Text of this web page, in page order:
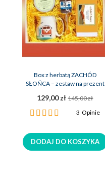
Box z herbatą ZACHÓD
SŁOŃCA – zestaw na prezent
129,00 zł 145,00 zł
Ocena:
3Opinie
DODAJ DO KOSZYKA